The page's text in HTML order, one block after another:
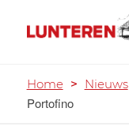
Home > Nieuws
Portofino